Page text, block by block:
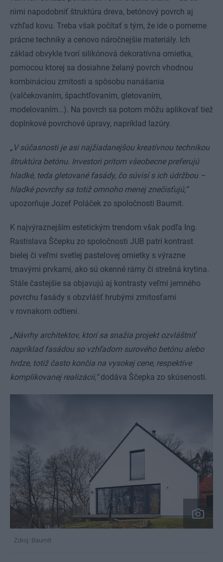
nimi napodobniť štruktúra dreva, betónový povrch aj
vzhľad kovu. Treba však počítať s tým, že ide o pomerne
prácne techniky a cenovo náročnejšie materiály. Ich
základ obvykle tvorí silikónová dekoratívna omietka,
pomocou ktorej sa dosiahne želaný povrch vhodnou
kombináciou zrnitosti a spôsobu nanášania
(valčekovaním, špachtľovaním, gletovaním,
modelovaním…). Na povrch sa potom môžu aplikovať tiež
doplnkové povrchové úpravy, napríklad lazúry.
„V súčasnosti je asi najžiadanejšou kreatívnou technikou
štruktúra betónu. Investori pritom všeobecne preferujú
hladké, teda gletované fasády, čo súvisí s ich údržbou –
hladké povrchy sa totiž omnoho menej znečisťujú,“
upozorňuje Jozef Poláček zo spoločnosti Baumit.
K najvýraznejším estetickým trendom však podľa Ing.
Rastislava Ščepku zo spoločnosti JUB patrí kontrast
bielej či veľmi svetlej pastelovej omietky s výrazne
tmavými prvkami, ako sú okenné rámy či strešná krytina.
Stále častejšie sa objavujú aj kontrasty veľmi jemného
povrchu fasády s obzvlášť hrubými zrnitosťami
v rovnakom odtieni.
„Návrhy architektov, ktorí sa snažia projekt ozvláštniť
napríklad fasádou so vzhľadom surového betónu alebo
hrdze, totiž často končia na vysokej cene, respektíve
komplikovanej realizácii,“dodáva Ščepka zo skúsenosti.
Zdroj: Baumit